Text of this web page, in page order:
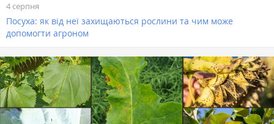
4 серпня
Посуха: як від неї захищаються рослини та чим може
допомогти агроном